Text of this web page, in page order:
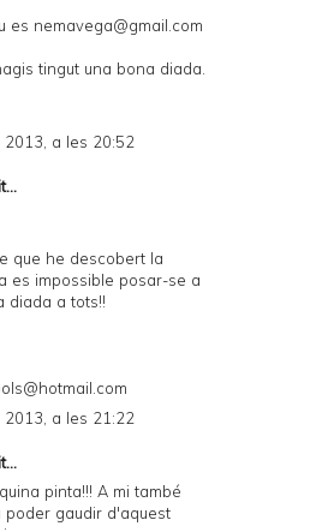
es nemavega@gmail.com
tingut una bona diada.
2013, a les 20:52
que he descobert la
es impossible posar-se a
diada a tots!!
2013, a les 21:22
pinta!!! A mi també
poder gaudir d'aquest